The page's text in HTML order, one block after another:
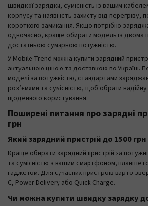
швидкої зарядки, сумісність із вашим
корпусу та наявність захисту від перегріву,
короткого замикання. Якщо потрібно
одночасно, краще обирати модель із двома
достатньою сумарною потужністю.
У Mobile Trend можна купити зарядний
актуальною ціною та доставкою по Україні.
моделі за потужністю, стандартами
роз’ємами та сумісністю, щоб обрати
щоденного користування.
Поширені питання про зарядні
грн
Який зарядний пристрій до 1500
Краще обирати зарядний пристрій за
та сумісністю з вашим смартфоном,
гаджетом. Для сучасних пристроїв варто
C, Power Delivery або Quick Charge.
Чи можна купити швидку зарядку